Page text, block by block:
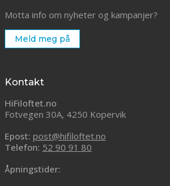
Motta info om nyheter og kampanjer?
Meld meg på
Kontakt
HiFiloftet.no
Fotvegen 30A, 4250 Kopervik
Epost: post@hifiloftet.no
Telefon: 52 90 91 80
Åpningstider: